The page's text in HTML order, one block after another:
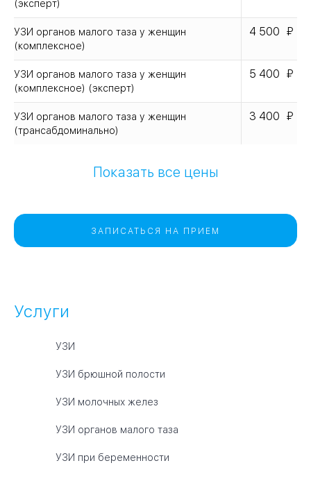
(эксперт)
УЗИ органов малого таза у женщин
(комплексное)
4 500
УЗИ органов малого таза у женщин
(комплексное) (эксперт)
5 400
УЗИ органов малого таза у женщин
(трансабдоминально)
3 400
Показать все цены
ЗАПИСАТЬСЯ НА ПРИЕМ
Услуги
УЗИ
УЗИ брюшной полости
УЗИ молочных желез
УЗИ органов малого таза
УЗИ при беременности